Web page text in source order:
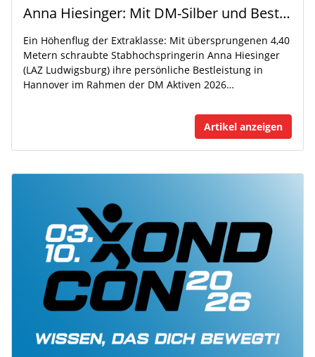
Anna Hiesinger: Mit DM-Silber und Bestleistung zur U20-WM
Ein Höhenflug der Extraklasse: Mit übersprungenen 4,40
Metern schraubte Stabhochspringerin Anna Hiesinger
(LAZ Ludwigsburg) ihre persönliche Bestleistung in
Hannover im Rahmen der DM Aktiven 2026…
Artikel anzeigen